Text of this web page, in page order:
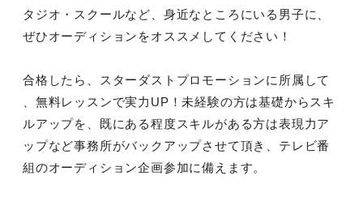
タジオ・スクールなど、身近なところにいる男子に、
ぜひオーディションをオススメしてください！
合格したら、スターダストプロモーションに所属して
、無料レッスンで実力UP！未経験の方は基礎からスキ
ルアップを、既にある程度スキルがある方は表現力ア
ップなど事務所がバックアップさせて頂き、テレビ番
組のオーディション企画参加に備えます。